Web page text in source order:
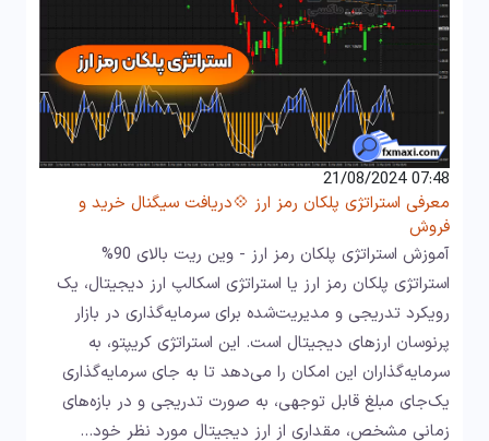
07:48 21/08/2024
معرفی استراتژی پلکان رمز ارز 💠دریافت سیگنال خرید و
فروش
آموزش استراتژی پلکان رمز ارز - وین ریت بالای 90%
استراتژی پلکان رمز ارز یا استراتژی اسکالپ ارز دیجیتال، یک
رویکرد تدریجی و مدیریت‌شده برای سرمایه‌گذاری در بازار
پرنوسان ارزهای دیجیتال است. این استراتژی کریپتو، به
سرمایه‌گذاران این امکان را می‌دهد تا به جای سرمایه‌گذاری
یک‌جای مبلغ قابل توجهی، به صورت تدریجی و در بازه‌های
زمانی مشخص، مقداری از ارز دیجیتال مورد نظر خود…